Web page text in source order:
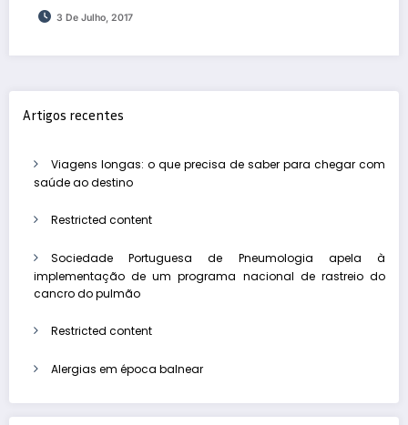
3 De Julho, 2017
Artigos recentes
Viagens longas: o que precisa de saber para chegar com
saúde ao destino
Restricted content
Sociedade Portuguesa de Pneumologia apela à
implementação de um programa nacional de rastreio do
cancro do pulmão
Restricted content
Alergias em época balnear